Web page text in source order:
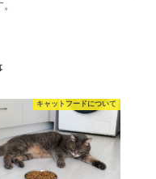
キャットフードについて